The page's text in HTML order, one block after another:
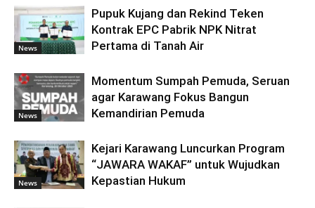
News
Pupuk Kujang dan Rekind Teken
Kontrak EPC Pabrik NPK Nitrat
Pertama di Tanah Air
News
Momentum Sumpah Pemuda, Seruan
agar Karawang Fokus Bangun
Kemandirian Pemuda
News
Kejari Karawang Luncurkan Program
“JAWARA WAKAF” untuk Wujudkan
Kepastian Hukum